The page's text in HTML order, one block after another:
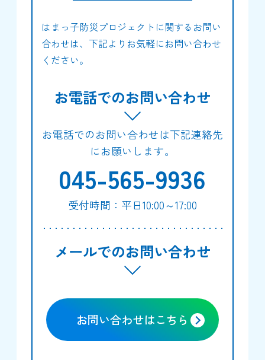
はまっ子防災プロジェクトに関するお問い
合わせは、下記よりお気軽にお問い合わせ
ください。
お電話でのお問い合わせ
お電話でのお問い合わせは下記連絡先
にお願いします。
045-565-9936
受付時間：平日10:00～17:00
メールでのお問い合わせ
お問い合わせはこちら